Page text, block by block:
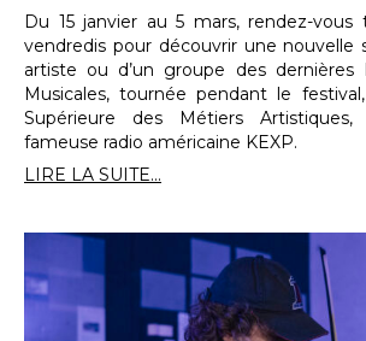
Du 15 janvier au 5 mars, rendez-
vendredis pour découvrir une nouvelle
artiste ou d’un groupe des dernières
Musicales, tournée pendant le
Supérieure des Métiers
fameuse radio américaine KEXP.
LIRE LA SUITE...